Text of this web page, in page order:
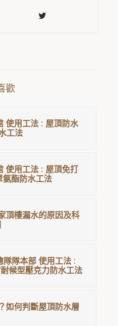
歡
使用工法 : 屋頂防水
工法
使用工法 : 屋頂免打
氨酯防水工法
頂樓漏水的原因及科
隊本部 使用工法 :
候型壓克力防水工法
如何判斷屋頂防水層